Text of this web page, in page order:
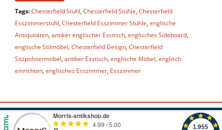
Tags:Chesterfield Stuhl, Chesterfield Stühle, Chesterfield
Esszimmerstuhl, Chesterfield Esszimmer Stühle, englische
Antiquitäten, antiker englischer Esstisch, englisches Sideboard,
englische Stilmöbel, Chesterfield Design, Chesterfield
Sitzpolstermöbel, antiker Esstisch, englische Möbel, englisch
einrichten, englisches Esszimmer, Esszimmer